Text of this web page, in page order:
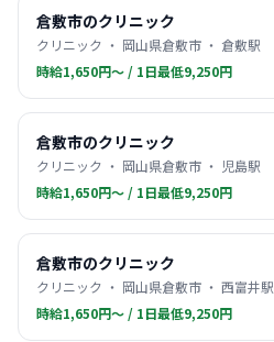
倉敷市のクリニック
クリニック ・ 岡山県倉敷市 ・ 倉敷駅
時給1,650円〜 / 1日最低9,250円
倉敷市のクリニック
クリニック ・ 岡山県倉敷市 ・ 児島駅
時給1,650円〜 / 1日最低9,250円
倉敷市のクリニック
クリニック ・ 岡山県倉敷市 ・ 西富井駅
時給1,650円〜 / 1日最低9,250円